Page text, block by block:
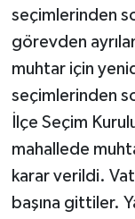
seçimlerinden
görevden
muhtar için
seçimlerinden
İlçe Seçim
mahallede
karar verildi.
başına gittiler.
HABERDE
İNSAN
İş Dünyası
Jandarma
Kadın